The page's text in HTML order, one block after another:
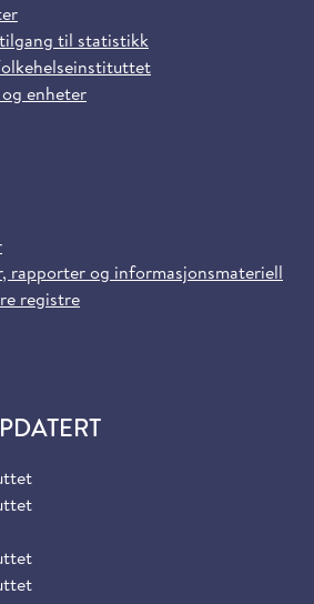
til statistikk
enheter
rapporter og informasjonsmateriell
registre